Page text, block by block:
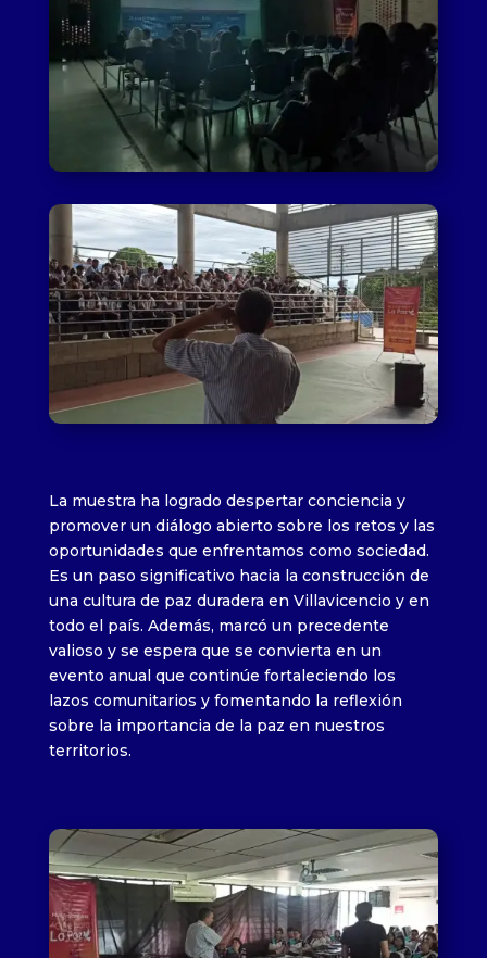
La muestra ha logrado despertar conciencia y
promover un diálogo abierto sobre los retos y las
oportunidades que enfrentamos como sociedad.
Es un paso significativo hacia la construcción de
una cultura de paz duradera en Villavicencio y en
todo el país. Además, marcó un precedente
valioso y se espera que se convierta en un
evento anual que continúe fortaleciendo los
lazos comunitarios y fomentando la reflexión
sobre la importancia de la paz en nuestros
territorios.